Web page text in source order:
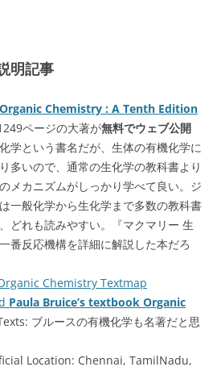
明記事
Chemistry : A Tenth Edition
ページの大著が無料でウェブ公開
学という書名だが、生体の有機化学に
多いので、通常の生化学の教科書より
メカニズムがしっかり学べて良い。ジ
一般化学から生化学まで多数の教科書
どれも読みやすい。『マクマリー 生
番反応機構を詳細に解説した本だろ
Chemistry Textmap
Paula Bruice’s textbook Organic
ブルースの有機化学も名著だと思
Location: Chennai, TamilNadu,